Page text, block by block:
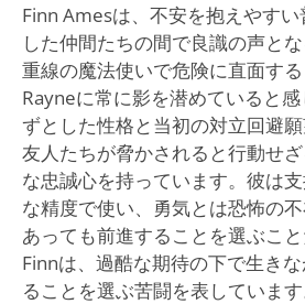
Finn Amesは、不安を抱えやす
した仲間たちの間で良識の声と
重線の魔法使いで危険に直面す
Rayneに常に影を潜めていると
ずとした性格と当初の対立回避願
友人たちが脅かされると行動せ
な忠誠心を持っています。彼は
な精度で使い、勇気とは恐怖の
あっても前進することを選ぶこと
Finnは、過酷な期待の下で生き
ることを選ぶ苦闘を表しています